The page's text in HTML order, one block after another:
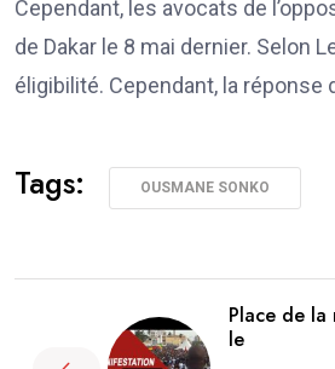
Cependant, les avocats de
de Dakar le 8 mai dernier. Selon
éligibilité. Cependant, la
Tags: OUSMANE SONKO
Place de la
le